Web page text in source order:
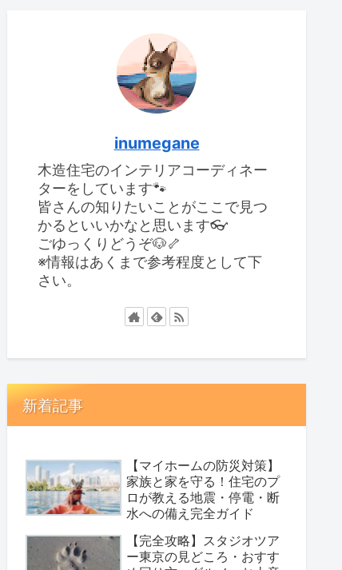
inumegane
木造住宅のインテリアコーディネー
ターをしています🐾
皆さんの知りたいことがここで見つ
かるといいかなと思います👓
ごゆっくりどうぞ🐶🦴
※情報はあくまで参考程度として下
さい。
新着記事
【マイホームの防災対策】
家族と家を守る！住宅のプ
ロが教える地震・停電・断
水への備え完全ガイド
【完全攻略】スタジオツア
ー東京の見どころ・おすす